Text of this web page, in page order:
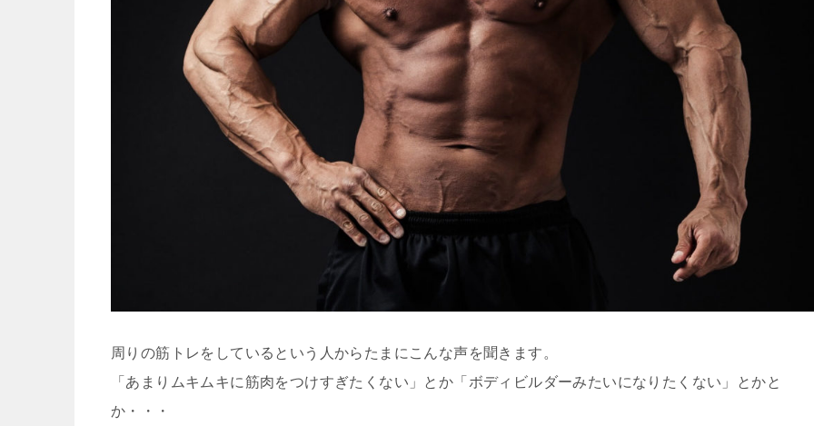
周りの筋トレをしているという人からたまにこんな声を聞きます。
「あまりムキムキに筋肉をつけすぎたくない」とか「ボディビルダーみたいになりたくない」とかと
か・・・